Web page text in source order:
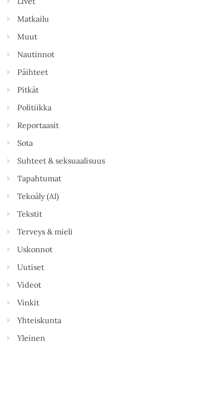
Matkailu
Muut
Nautinnot
Päihteet
Pitkät
Politiikka
Reportaasit
Sota
Suhteet & seksuaalisuus
Tapahtumat
Tekoäly (AI)
Tekstit
Terveys & mieli
Uskonnot
Uutiset
Videot
Vinkit
Yhteiskunta
Yleinen